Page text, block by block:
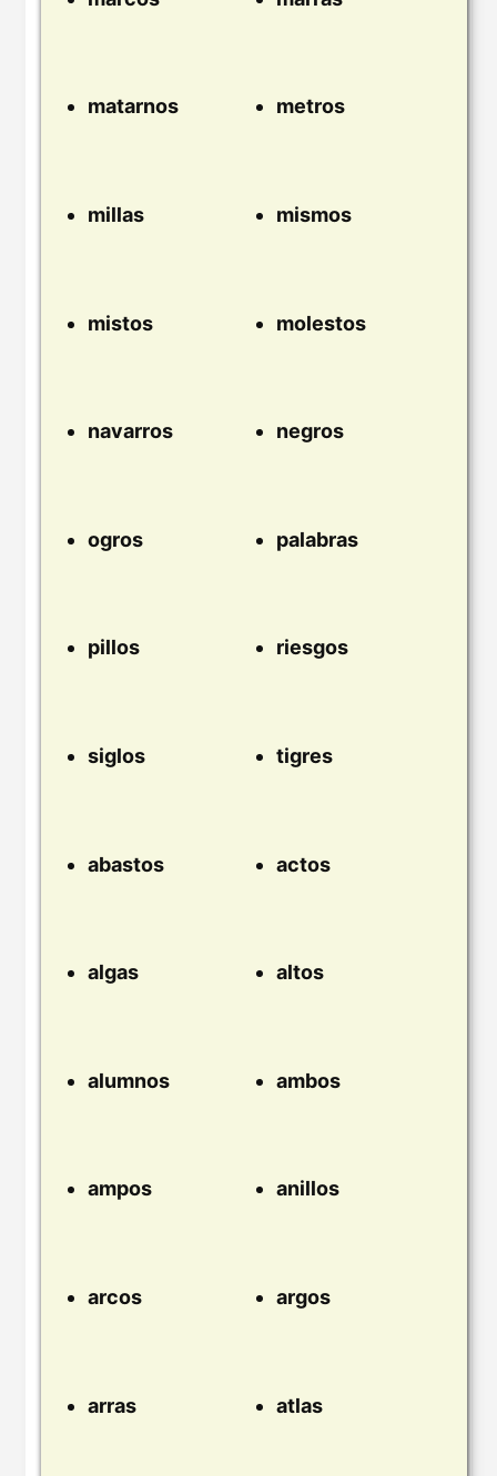
matarnos metros
millas mismos
mistos molestos
navarros negros
ogros palabras
pillos riesgos
siglos tigres
abastos actos
algas altos
alumnos ambos
ampos anillos
arcos argos
arras atlas